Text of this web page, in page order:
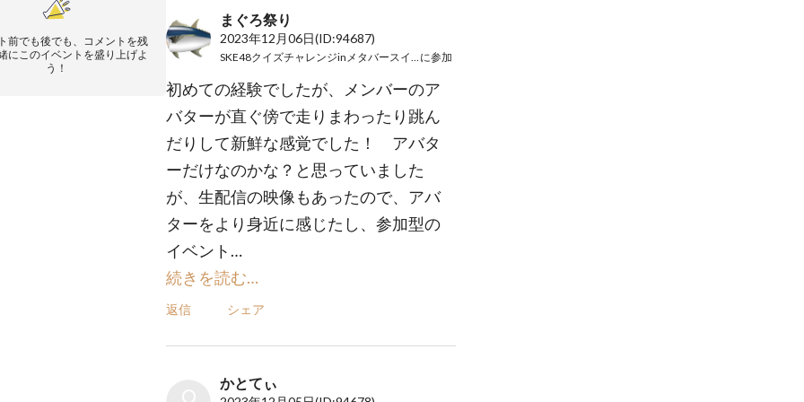
前でも後でも、コメントを残
にこのイベントを盛り上げよ
う！
まぐろ祭り
2023年12月06日(ID:94687)
SKE48クイズチャレンジinメタバースイオン に参加
初めての経験でしたが、メンバーのア
バターが直ぐ傍で走りまわったり跳ん
だりして新鮮な感覚でした！ アバタ
ーだけなのかな？と思っていました
が、生配信の映像もあったので、アバ
ターをより身近に感じたし、参加型の
イベント…
続きを読む…
返信 シェア
かとてぃ